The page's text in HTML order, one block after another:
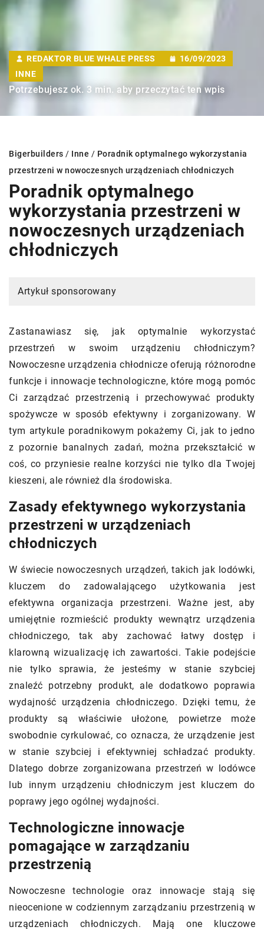
REDAKTOR BLUE WHALE PRESS
16/09/2023
INNE
Potrzebujesz ok. 3 min. aby przeczytać ten wpis
Bigerbuilders / Inne / Poradnik optymalnego wykorzystania
przestrzeni w nowoczesnych urządzeniach chłodniczych
Poradnik optymalnego
wykorzystania przestrzeni w
nowoczesnych urządzeniach
chłodniczych
Artykuł sponsorowany
Zastanawiasz się, jak optymalnie wykorzystać
przestrzeń w swoim urządzeniu chłodniczym?
Nowoczesne urządzenia chłodnicze oferują różnorodne
funkcje i innowacje technologiczne, które mogą pomóc
Ci zarządzać przestrzenią i przechowywać produkty
spożywcze w sposób efektywny i zorganizowany. W
tym artykule poradnikowym pokażemy Ci, jak to jedno
z pozornie banalnych zadań, można przekształcić w
coś, co przyniesie realne korzyści nie tylko dla Twojej
kieszeni, ale również dla środowiska.
Zasady efektywnego wykorzystania
przestrzeni w urządzeniach
chłodniczych
W świecie nowoczesnych urządzeń, takich jak lodówki,
kluczem do zadowalającego użytkowania jest
efektywna organizacja przestrzeni. Ważne jest, aby
umiejętnie rozmieścić produkty wewnątrz urządzenia
chłodniczego, tak aby zachować łatwy dostęp i
klarowną wizualizację ich zawartości. Takie podejście
nie tylko sprawia, że jesteśmy w stanie szybciej
znaleźć potrzebny produkt, ale dodatkowo poprawia
wydajność urządzenia chłodniczego. Dzięki temu, że
produkty są właściwie ułożone, powietrze może
swobodnie cyrkulować, co oznacza, że urządzenie jest
w stanie szybciej i efektywniej schładzać produkty.
Dlatego dobrze zorganizowana przestrzeń w lodówce
lub innym urządzeniu chłodniczym jest kluczem do
poprawy jego ogólnej wydajności.
Technologiczne innowacje
pomagające w zarządzaniu
przestrzenią
Nowoczesne technologie oraz innowacje stają się
nieocenione w codziennym zarządzaniu przestrzenią w
urządzeniach chłodniczych. Mają one kluczowe